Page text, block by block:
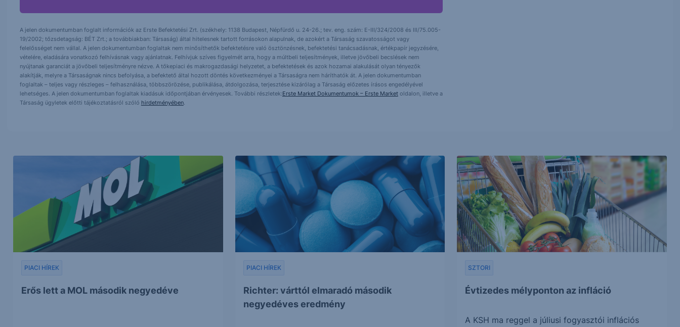
A jelen dokumentumban foglalt információk az Erste Befektetési Zrt. (székhely: 1138 Budapest, Népfürdő u. 24-26.; tev. eng. szám: E-III/324/2008 és III/75.005-
19/2002; tőzsdetagság: BÉT Zrt.; a továbbiakban: Társaság) által hitelesnek tartott forrásokon alapulnak, de azokért a Társaság szavatosságot vagy
felelősséget nem vállal. A jelen dokumentumban foglaltak nem minősíthetők befektetésre való ösztönzésnek, befektetési tanácsadásnak, értékpapír jegyzésére,
vételére, eladására vonatkozó felhívásnak vagy ajánlatnak. Felhívjuk szíves figyelmét arra, hogy a múltbeli teljesítmények, illetve jövőbeli becslések nem
nyújtanak garanciát a jövőbeli teljesítményre nézve. A tőkepiaci és makrogazdasági helyzetet, a befektetések és azok hozamai alakulását olyan tényezők
alakítják, melyre a Társaságnak nincs befolyása, a befektető által hozott döntés következményei a Társaságra nem háríthatók át. A jelen dokumentumban
foglaltak – teljes vagy részleges – felhasználása, többszörözése, publikálása, átdolgozása, terjesztése kizárólag a Társaság előzetes írásos engedélyével
lehetséges. A jelen dokumentumban foglaltak kiadásuk időpontjában érvényesek. További részletek:Erste Market Dokumentumok – Erste Marketoldalon, illetve a
Társaság ügyletek előtti tájékoztatásról szóló hirdetményében.
Erős lett a MOL második negyedéve
PIACI HÍREK
Richter: várttól elmaradó második
negyedéves eredmény
PIACI HÍREK
Évtizedes mélyponton az infláció
SZTORI
A KSH ma reggel a júliusi fogyasztói inflációs